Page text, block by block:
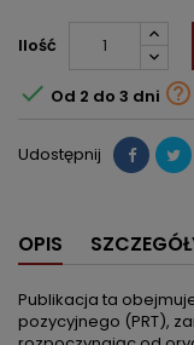
Ilość
 Od 2 do 3 dni 
Udostępnij
OPIS
Publikacja ta
pozycyjnego (PRT),